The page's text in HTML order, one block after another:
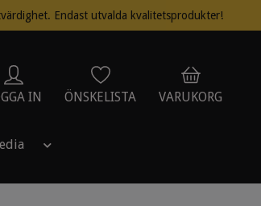
Endast utvalda kvalitetsprodukter!
IN ÖNSKELISTA VARUKORG